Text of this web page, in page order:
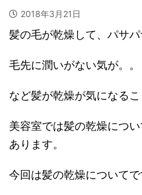
2018年3月21日
髪の毛が乾燥して、パサパ
毛先に潤いがない気が。。
など髪が乾燥が気になる
美容室では髪の乾燥につ
あります。
今回は髪の乾燥についてで